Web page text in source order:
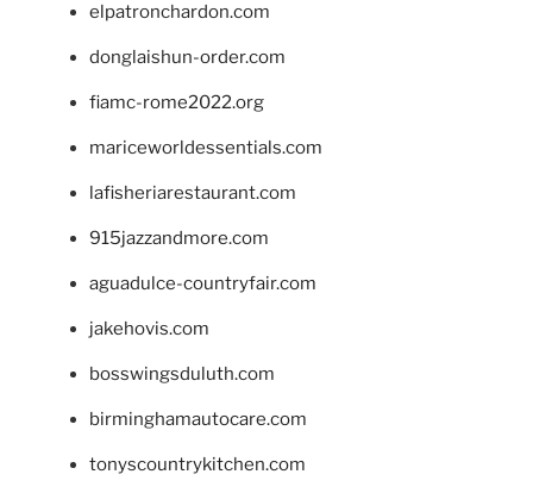
elpatronchardon.com
donglaishun-order.com
fiamc-rome2022.org
mariceworldessentials.com
lafisheriarestaurant.com
915jazzandmore.com
aguadulce-countryfair.com
jakehovis.com
bosswingsduluth.com
birminghamautocare.com
tonyscountrykitchen.com